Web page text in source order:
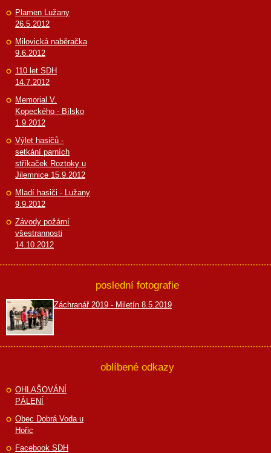
Plamen Lužany
26.5.2012
Milovická naběračka
9.6.2012
110 let SDH
14.7.2012
Memorial V.
Kopeckého - Bílsko
1.9.2012
Výlet hasičů -
setkání parních
stříkaček Roztoky u
Jilemnice 15.9.2012
Mladí hasiči - Lužany
9.9.2012
Závody požární
všestrannosti
14.10.2012
poslední fotografie
Záchranář 2019 - Miletín 8.5.2019
oblíbené odkazy
OHLAŠOVÁNÍ
PÁLENÍ
Obec Dobrá Voda u
Hořic
Facebook SDH